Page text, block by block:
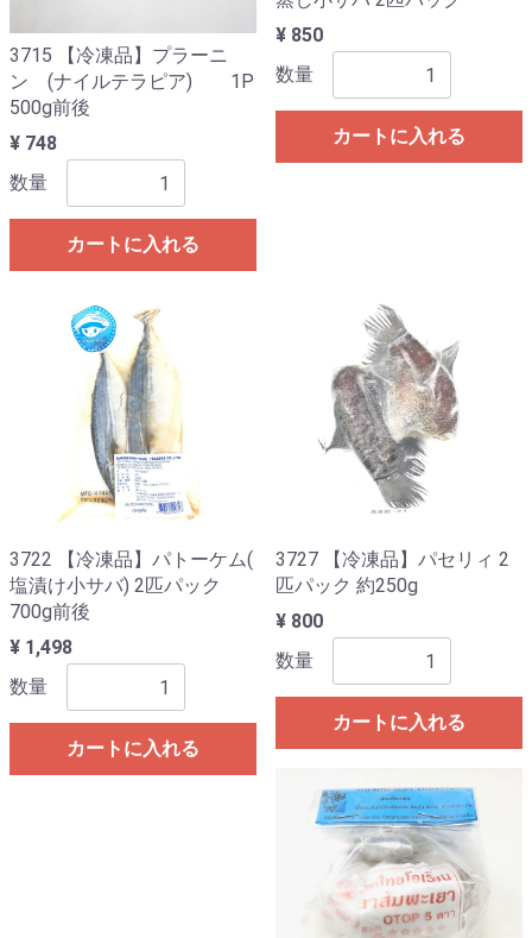
3715 【冷凍品】プラーニ
ン (ナイルテラピア) 1P
500g前後
¥ 748
数量
カートに入れる
¥ 850
数量
カートに入れる
3722 【冷凍品】パトーケム(
塩漬け小サバ) 2匹パック
700g前後
¥ 1,498
数量
カートに入れる
3727 【冷凍品】パセリィ 2
匹パック 約250g
¥ 800
数量
カートに入れる